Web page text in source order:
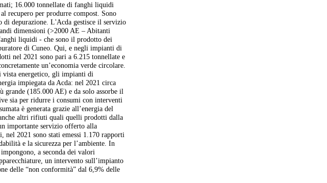
16.000 tonnellate di fanghi liquidi
recupero per produrre compost. Sono
depurazione. L'Acda gestisce il servizio
dimensioni (>2000 AE – Abitanti
liquidi - che sono il prodotto dei
di Cuneo. Qui, e negli impianti di
nel 2021 sono pari a 6.215 tonnellate e
un’economia verde circolare.
vista energetico, gli impianti di
impiegata da Acda: nel 2021 circa
(185.000 AE) e da solo assorbe il
sia per ridurre i consumi con interventi
è generata grazie all’energia del
altri rifiuti quali quelli prodotti dalla
importante servizio offerto alla
nel 2021 sono stati emessi 1.170 rapporti
e la sicurezza per l’ambiente. In
a seconda dei valori
un intervento sull’impianto
delle “non conformità” dal 6,9% delle